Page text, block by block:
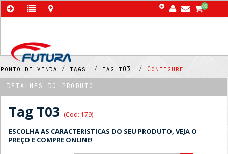
00
ponto de venda / tags / tag t03 / Configure
DETALHES DO PRODUTO
Tag T03 (Cod: 179)
ESCOLHA AS CARACTERISTICAS DO SEU PRODUTO, VEJA O
PREÇO E COMPRE ONLINE!